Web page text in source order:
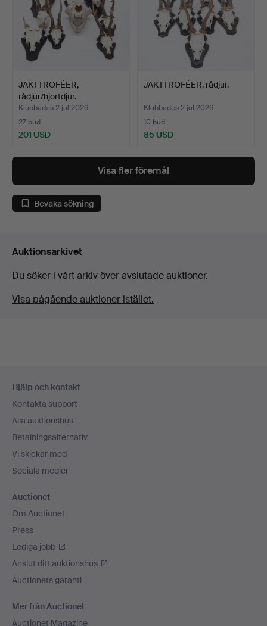
JAKTTROFÉER,
rådjur/hjortdjur.
Klubbades 2 jul 2026
27 bud
201 USD
JAKTTROFÉER, rådjur.
Klubbades 2 jul 2026
10 bud
85 USD
Visa fler föremål
Bevaka sökning
Auktionsarkivet
Du söker i vårt arkiv över avslutade auktioner.
Visa pågående auktioner istället.
Hjälp och kontakt
Kontakta support
Alla auktionshus
Betalningsalternativ
Vi skickar med
Sociala medier
Auctionet
Om Auctionet
Press
Lediga jobb
Anslut ditt auktionshus
Auctionets garanti
Mer från Auctionet
Auctionet Magazine